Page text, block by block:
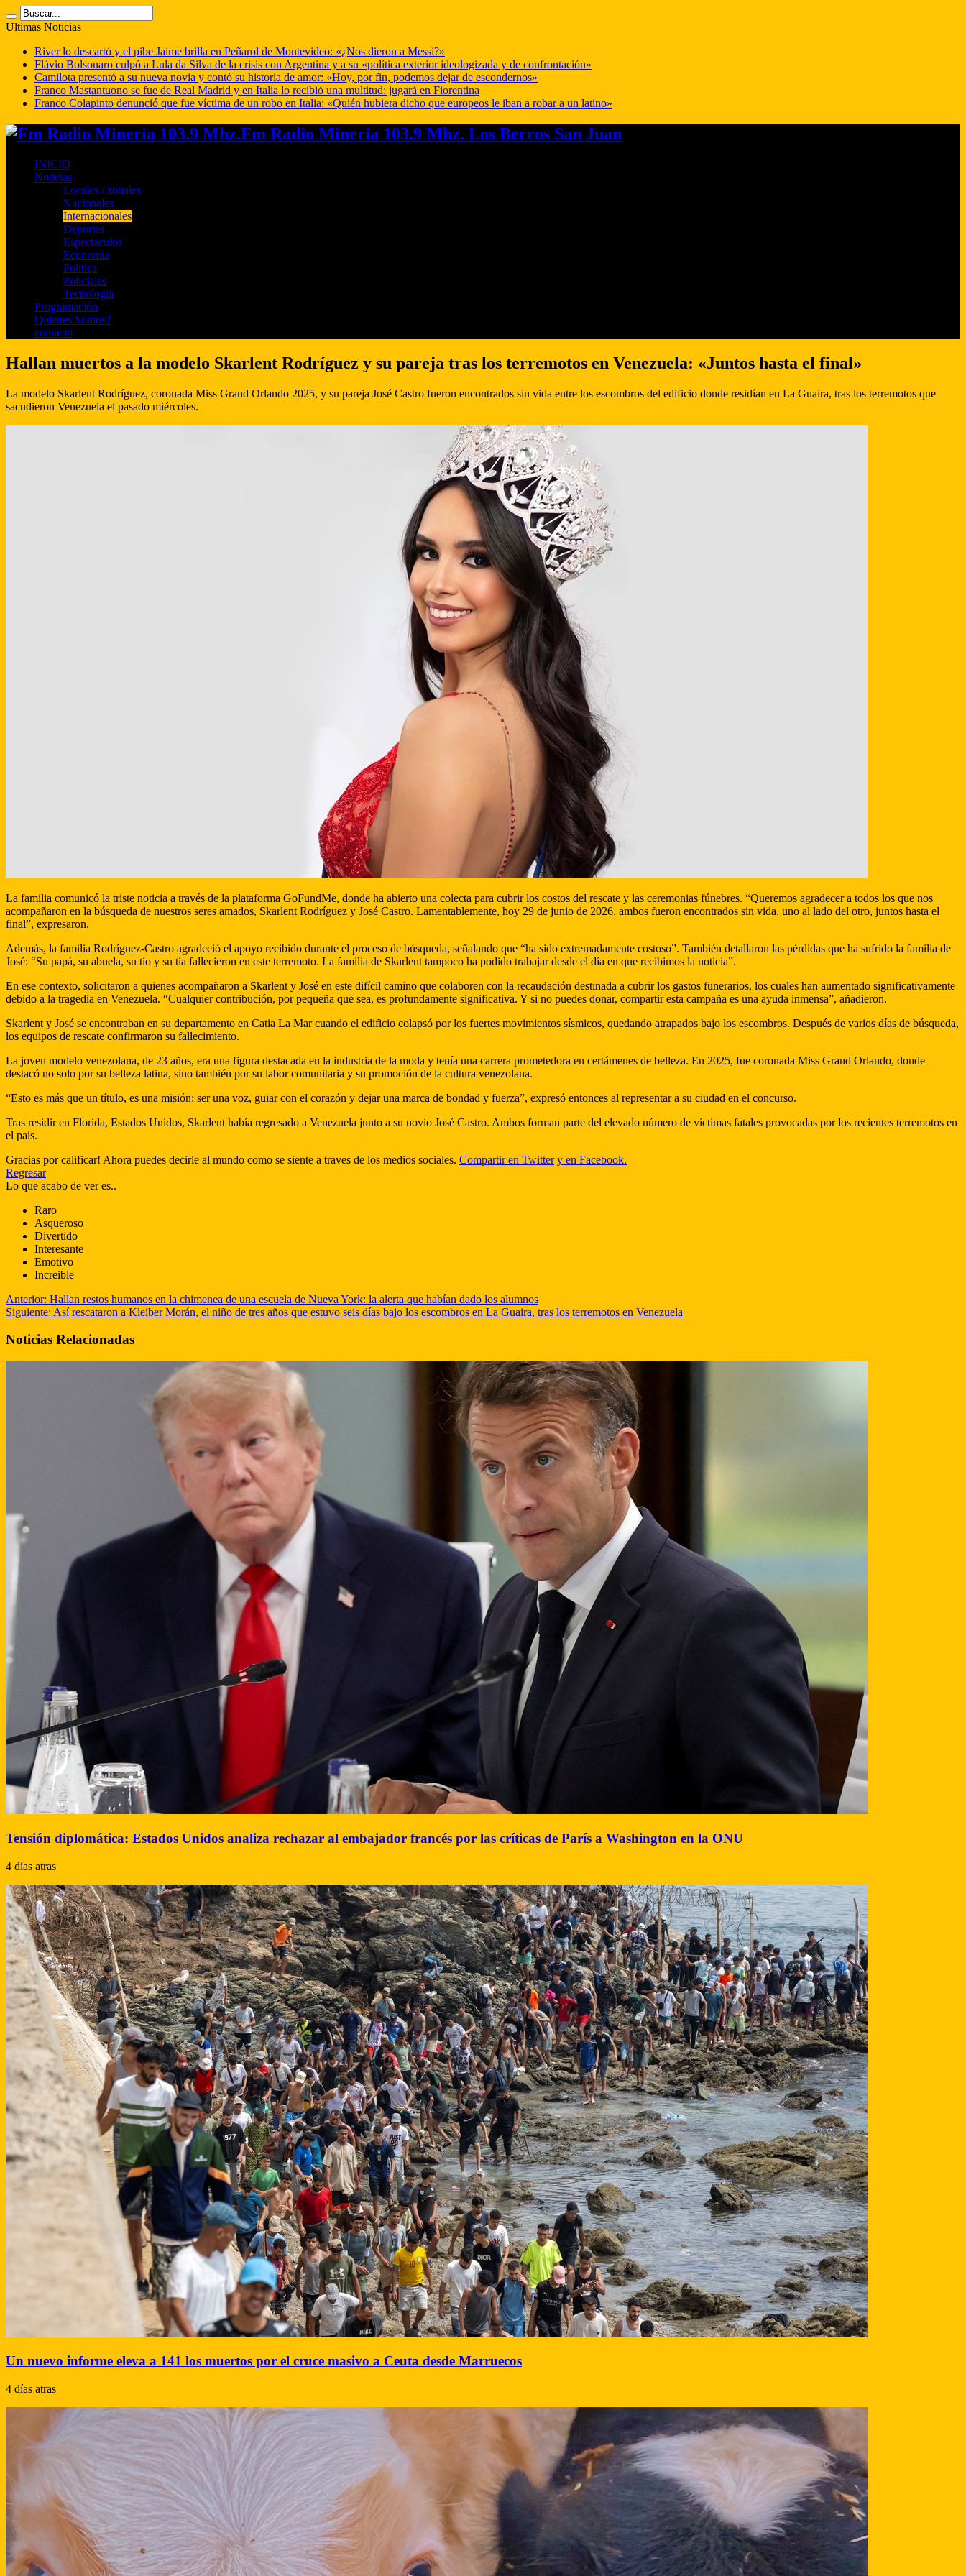
Ultimas Noticias
River lo descartó y el pibe Jaime brilla en Peñarol de Montevideo: «¿Nos dieron a Messi?»
Flávio Bolsonaro culpó a Lula da Silva de la crisis con Argentina y a su «política exterior ideologizada y de confrontación»
Camilota presentó a su nueva novia y contó su historia de amor: «Hoy, por fin, podemos dejar de escondernos»
Franco Mastantuono se fue de Real Madrid y en Italia lo recibió una multitud: jugará en Fiorentina
Franco Colapinto denunció que fue víctima de un robo en Italia: «Quién hubiera dicho que europeos le iban a robar a un latino»
Fm Radio Mineria 103.9 Mhz. Los Berros San Juan
INICIO
Noticias
Locales / zonales
Nacionales
Internacionales
Deportes
Espectaculos
Economia
Politica
Policiales
Tecnologia
Programación
Quienes Somos?
contacto
Hallan muertos a la modelo Skarlent Rodríguez y su pareja tras los terremotos en Venezuela: «Juntos hasta el final»
La modelo Skarlent Rodríguez, coronada Miss Grand Orlando 2025, y su pareja José Castro fueron encontrados sin vida entre los escombros del edificio donde residían en La Guaira, tras los terremotos que
sacudieron Venezuela el pasado miércoles.
La familia comunicó la triste noticia a través de la plataforma GoFundMe, donde ha abierto una colecta para cubrir los costos del rescate y las ceremonias fúnebres. “Queremos agradecer a todos los que nos
acompañaron en la búsqueda de nuestros seres amados, Skarlent Rodríguez y José Castro. Lamentablemente, hoy 29 de junio de 2026, ambos fueron encontrados sin vida, uno al lado del otro, juntos hasta el
final”, expresaron.
Además, la familia Rodríguez-Castro agradeció el apoyo recibido durante el proceso de búsqueda, señalando que “ha sido extremadamente costoso”. También detallaron las pérdidas que ha sufrido la familia de
José: “Su papá, su abuela, su tío y su tía fallecieron en este terremoto. La familia de Skarlent tampoco ha podido trabajar desde el día en que recibimos la noticia”.
En ese contexto, solicitaron a quienes acompañaron a Skarlent y José en este difícil camino que colaboren con la recaudación destinada a cubrir los gastos funerarios, los cuales han aumentado significativamente
debido a la tragedia en Venezuela. “Cualquier contribución, por pequeña que sea, es profundamente significativa. Y si no puedes donar, compartir esta campaña es una ayuda inmensa”, añadieron.
Skarlent y José se encontraban en su departamento en Catia La Mar cuando el edificio colapsó por los fuertes movimientos sísmicos, quedando atrapados bajo los escombros. Después de varios días de búsqueda,
los equipos de rescate confirmaron su fallecimiento.
La joven modelo venezolana, de 23 años, era una figura destacada en la industria de la moda y tenía una carrera prometedora en certámenes de belleza. En 2025, fue coronada Miss Grand Orlando, donde
destacó no solo por su belleza latina, sino también por su labor comunitaria y su promoción de la cultura venezolana.
“Esto es más que un título, es una misión: ser una voz, guiar con el corazón y dejar una marca de bondad y fuerza”, expresó entonces al representar a su ciudad en el concurso.
Tras residir en Florida, Estados Unidos, Skarlent había regresado a Venezuela junto a su novio José Castro. Ambos forman parte del elevado número de víctimas fatales provocadas por los recientes terremotos en
el país.
Gracias por calificar! Ahora puedes decirle al mundo como se siente a traves de los medios sociales. Compartir en Twitter y en Facebook.
Regresar
Lo que acabo de ver es..
Raro
Asqueroso
Divertido
Interesante
Emotivo
Increible
Anterior: Hallan restos humanos en la chimenea de una escuela de Nueva York: la alerta que habían dado los alumnos
Siguiente: Así rescataron a Kleiber Morán, el niño de tres años que estuvo seis días bajo los escombros en La Guaira, tras los terremotos en Venezuela
Noticias Relacionadas
Tensión diplomática: Estados Unidos analiza rechazar al embajador francés por las críticas de París a Washington en la ONU
4 días atras
Un nuevo informe eleva a 141 los muertos por el cruce masivo a Ceuta desde Marruecos
4 días atras